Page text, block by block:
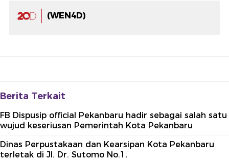
(WEN4D)
Berita Terkait
FB Dispusip official Pekanbaru hadir sebagai salah satu
wujud keseriusan Pemerintah Kota Pekanbaru
Dinas Perpustakaan dan Kearsipan Kota Pekanbaru
terletak di Jl. Dr. Sutomo No.1,